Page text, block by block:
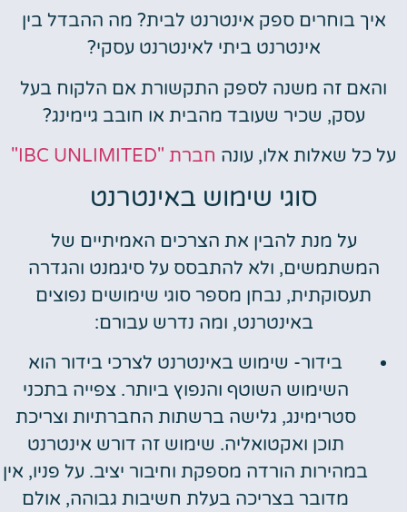
איך בוחרים ספק אינטרנט לבית? מה ההבדל בין
אינטרנט ביתי לאינטרנט עסקי?
והאם זה משנה לספק התקשורת אם הלקוח בעל
עסק, שכיר שעובד מהבית או חובב גיימינג?
על כל שאלות אלו, עונה חברת "IBC UNLIMITED"
סוגי שימוש באינטרנט
על מנת להבין את הצרכים האמיתיים של
המשתמשים, ולא להתבסס על סיגמנט והגדרה
תעסוקתית, נבחן מספר סוגי שימושים נפוצים
באינטרנט, ומה נדרש עבורם:
בידור- שימוש באינטרנט לצרכי בידור הוא
השימוש השוטף והנפוץ ביותר. צפייה בתכני
סטרימינג, גלישה ברשתות החברתיות וצריכת
תוכן ואקטואליה. שימוש זה דורש אינטרנט
במהירות הורדה מספקת וחיבור יציב. על פניו, אין
מדובר בצריכה בעלת חשיבות גבוהה, אולם